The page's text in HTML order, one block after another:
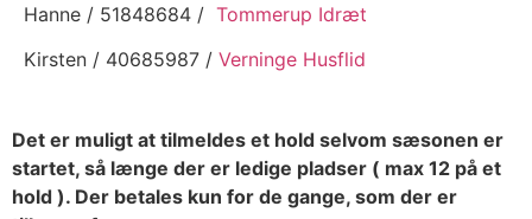
Hanne / 51848684 / Tommerup Idræt
Kirsten / 40685987 / Verninge Husflid
Det er muligt at tilmeldes et hold selvom sæsonen er
startet, så længe der er ledige pladser ( max 12 på et
hold ). Der betales kun for de gange, som der er